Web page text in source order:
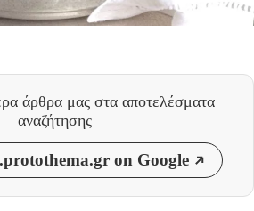
άρθρα μας στα αποτελέσματα
αναζήτησης
on Google